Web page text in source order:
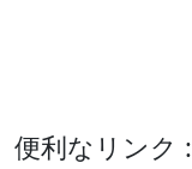
便利なリンク :